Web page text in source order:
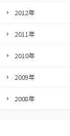
2012年
2011年
2010年
2009年
2008年